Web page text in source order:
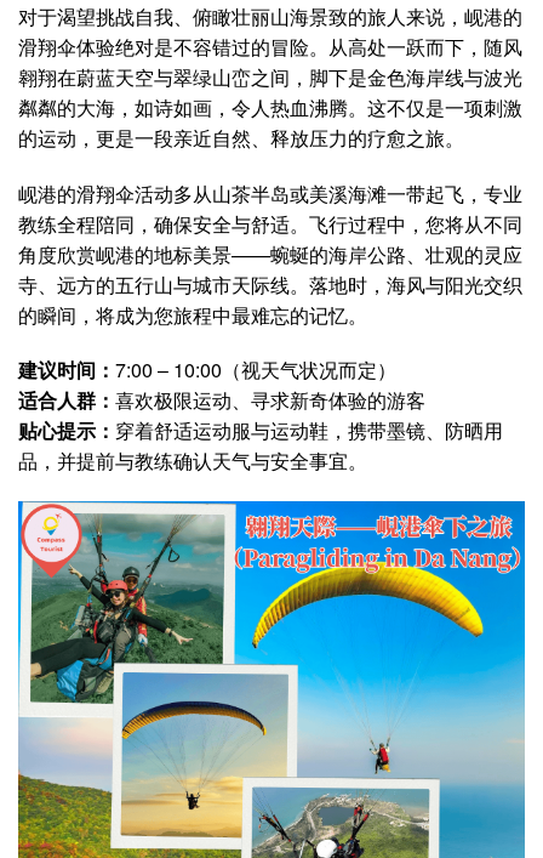
对于渴望挑战自我、俯瞰壮丽山海景致的旅人来说，岘港的
滑翔伞体验绝对是不容错过的冒险。从高处一跃而下，随风
翱翔在蔚蓝天空与翠绿山峦之间，脚下是金色海岸线与波光
粼粼的大海，如诗如画，令人热血沸腾。这不仅是一项刺激
的运动，更是一段亲近自然、释放压力的疗愈之旅。
岘港的滑翔伞活动多从山茶半岛或美溪海滩一带起飞，专业
教练全程陪同，确保安全与舒适。飞行过程中，您将从不同
角度欣赏岘港的地标美景——蜿蜒的海岸公路、壮观的灵应
寺、远方的五行山与城市天际线。落地时，海风与阳光交织
的瞬间，将成为您旅程中最难忘的记忆。
建议时间： 7:00 – 10:00（视天气状况而定）
适合人群： 喜欢极限运动、寻求新奇体验的游客
贴心提示： 穿着舒适运动服与运动鞋，携带墨镜、防晒用
品，并提前与教练确认天气与安全事宜。